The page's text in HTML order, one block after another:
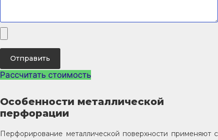
Отправить
Рассчитать стоимость
Особенности металлической
перфорации
Перфорирование металлической поверхности применяют с